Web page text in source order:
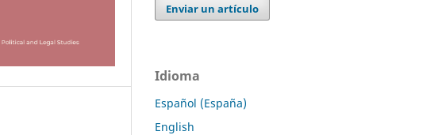
Enviar un artículo
Idioma
Español (España)
English